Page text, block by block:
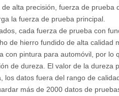
Medidor de profundidad
alta precisión, fuerza de prueba
la fuerza de prueba principal.
cada fuerza de prueba con
de hierro fundido de alta calidad
con pintura para automóvil, por lo
de dureza. El valor de la dureza
los datos fuera del rango de
más de 2000 datos de